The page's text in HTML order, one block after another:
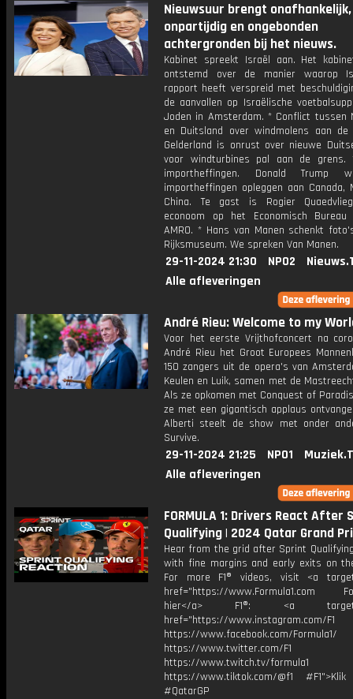
Nieuwsuur brengt onafhankelijk,
onpartijdig en ongebonden
achtergronden bij het nieuws.
Kabinet spreekt Israël aan. Het
ontstemd over de manier waarop
rapport heeft verspreid met
de aanvallen op Israëlische
Joden in Amsterdam. * Conflict tussen
en Duitsland over windmolens aan
Gelderland is onrust over nieuwe
voor windturbines pal aan de grens.
importheffingen. Donald Trump
importheffingen opleggen aan Canada,
China. Te gast is Rogier
econoom op het Economisch Bureau
AMRO. * Hans van Manen schenkt
Rijksmuseum. We spreken Van Manen.
29-11-2024 21:30 NPO2
Alle afleveringen
André Rieu: Welcome to my
Voor het eerste Vrijthofconcert na
André Rieu het Groot Europees
150 zangers uit de opera's van
Keulen en Luik, samen met de
Als ze opkomen met Conquest of
ze met een gigantisch applaus
Alberti steelt de show met onder
Survive.
29-11-2024 21:25 NPO1
Alle afleveringen
FORMULA 1: Drivers React After
Qualifying | 2024 Qatar Grand
Hear from the grid after Sprint
with fine margins and early exits on
For more F1® videos, visit <a
href="https://www.Formula1.com
hier</a> F1®: <a
href="https://www.instagram.com/F1
https://www.facebook.com/Formula1/
https://www.twitter.com/F1
https://www.twitch.tv/formula1
https://www.tiktok.com/@f1
#QatarGP